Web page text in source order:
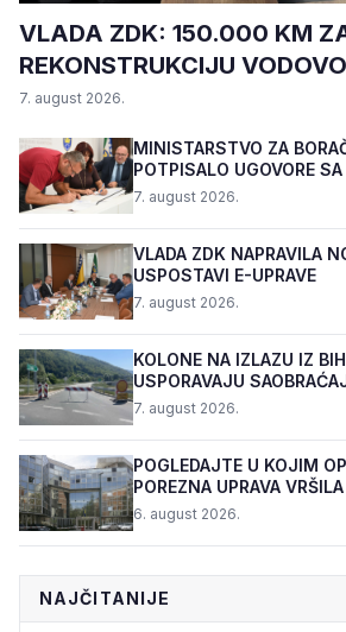
VLADA ZDK: 150.000 KM
REKONSTRUKCIJU
7. august 2026.
MINISTARSTVO ZA
POTPISALO UGOVORE
PROGRAMA "BIZNIS PL...
7. august 2026.
VLADA ZDK NAPRAVILA
USPOSTAVI E-UPRAVE
7. august 2026.
KOLONE NA IZLAZU IZ
USPORAVAJU
7. august 2026.
POGLEDAJTE U KOJIM
POREZNA UPRAVA
6. august 2026.
NAJČITANIJE